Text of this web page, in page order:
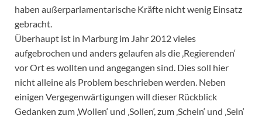
haben außerparlamentarische Kräfte nicht wenig Einsatz
gebracht.
Überhaupt ist in Marburg im Jahr 2012 vieles
aufgebrochen und anders gelaufen als die ‚Regierenden‘
vor Ort es wollten und angegangen sind. Dies soll hier
nicht alleine als Problem beschrieben werden. Neben
einigen Vergegenwärtigungen will dieser Rückblick
Gedanken zum ‚Wollen‘ und ‚Sollen‘, zum ‚Schein‘ und ‚Sein‘